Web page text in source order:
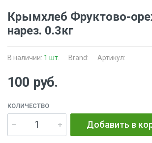
Крымхлеб Фруктово-
нарез. 0.3кг
В наличии: 1 шт. Brand: Артикул:
100 руб.
КОЛИЧЕСТВО
Добавить в